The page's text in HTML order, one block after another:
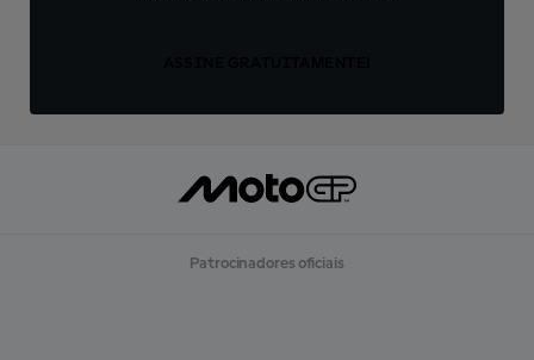
Patrocinadores oficiais